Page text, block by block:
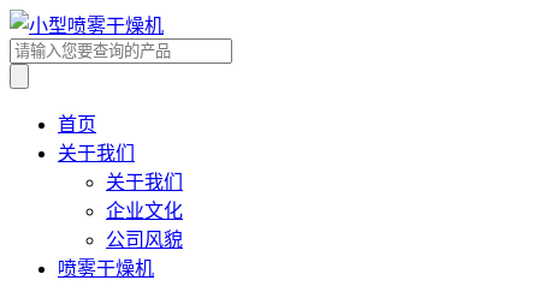
首页
关于我们
关于我们
企业文化
公司风貌
喷雾干燥机